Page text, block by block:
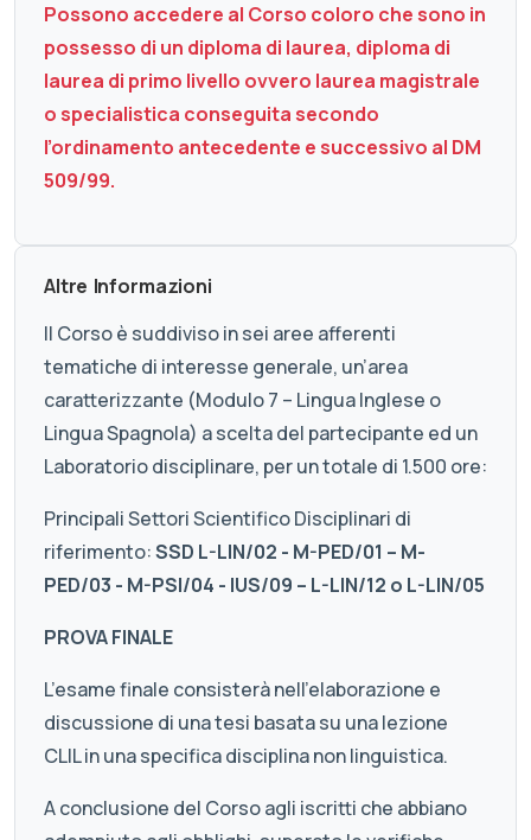
Possono accedere al Corso coloro che sono in
possesso di un diploma di laurea, diploma di
laurea di primo livello ovvero laurea magistrale
o specialistica conseguita secondo
l’ordinamento antecedente e successivo al DM
509/99.
Altre Informazioni
Il Corso è suddiviso in sei aree afferenti
tematiche di interesse generale, un’area
caratterizzante (Modulo 7 – Lingua Inglese o
Lingua Spagnola) a scelta del partecipante ed un
Laboratorio disciplinare, per un totale di 1.500 ore:
Principali Settori Scientifico Disciplinari di
riferimento:SSD L-LIN/02 - M-PED/01 – M-
PED/03 - M-PSI/04 - IUS/09 – L-LIN/12 o L-LIN/05
PROVA FINALE
L’esame finale consisterà nell’elaborazione e
discussione di una tesi basata su una lezione
CLIL in una specifica disciplina non linguistica.
A conclusione del Corso agli iscritti che abbiano